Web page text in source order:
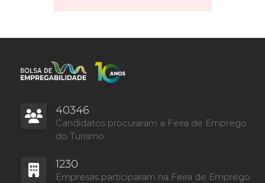
40346
Candidatos procuraram a Feira de Emprego
do Turismo
1230
Empresas participaram na Feira de Emprego